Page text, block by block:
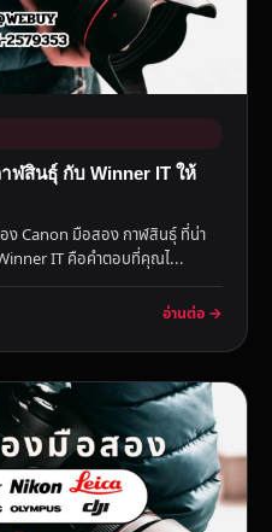
ฬสินธุ์ กับ Winner IT ให้
ง Canon มือสอง กาฬสินธุ์ ที่น่า
Winner IT คือคำตอบที่คุณไ...
อ่านต่อ →